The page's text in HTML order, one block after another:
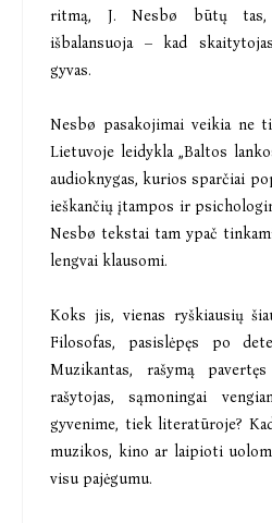
ritmą, J. Nesbø būtų
išbalansuoja – kad
gyvas.
Nesbø pasakojimai veikia ne
Lietuvoje leidykla „Baltos
audioknygas, kurios sparčiai
ieškančių įtampos ir
Nesbø tekstai tam ypač
lengvai klausomi.
Koks jis, vienas ryškiausių
Filosofas, pasislėpęs po
Muzikantas, rašymą
rašytojas, sąmoningai
gyvenime, tiek literatūroje?
muzikos, kino ar laipioti
visu pajėgumu.